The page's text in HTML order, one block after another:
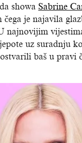
showa Sabrine
čega je najavila
najnovijim
uz suradnju
ostvarili baš u pravi